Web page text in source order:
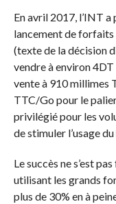
En avril 2017, l’INT
lancement de
(texte de la décision
vendre à environ
vente à 910 millimes
TTC/Go pour le
privilégié pour les
de stimuler l’usage
Le succès ne s’est
utilisant les grands
plus de 30% en à